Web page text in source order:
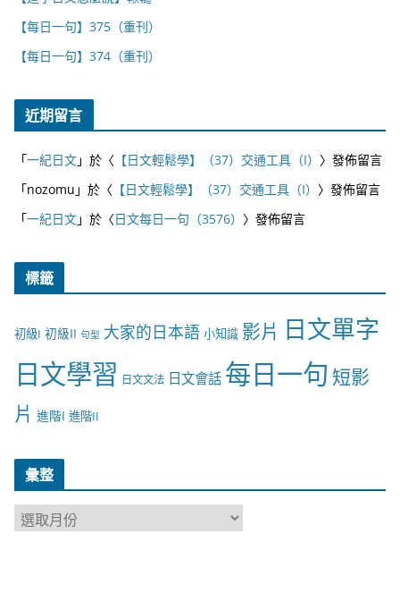
【每日一句】375（重刊）
【每日一句】374（重刊）
近期留言
「一紀日文」於〈 【日文輕鬆學】（37）交通工具（I） 〉發佈留言
「nozomu 」於〈 【日文輕鬆學】（37）交通工具（I） 〉發佈留言
「一紀日文」於〈日文每日一句（3576） 〉發佈留言
標籤
初級I 初級II 句型 大家的日本語 小知識 影片 日文單字
日文學習 日文文法 日文會話 每日一句 短影
片 進階I 進階II
彙整
彙
整